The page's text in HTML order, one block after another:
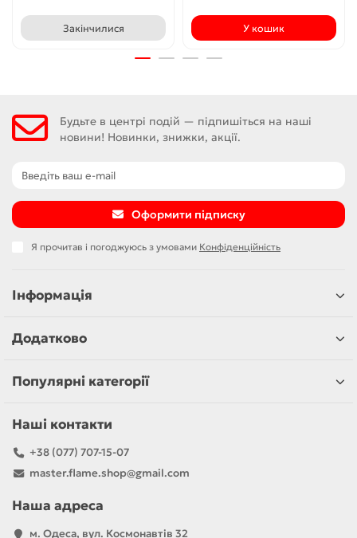
Закінчилися У кошик
Будьте в центрі подій — підпишіться на наші
новини! Новинки, знижки, акції.
Оформити підписку
Я прочитав і погоджуюсь з умовами Конфіденційність
Інформація
Додатково
Популярні категорії
Наші контакти
+38 (077) 707-15-07
master.flame.shop@gmail.com
Наша адреса
м. Одеса, вул. Космонавтів 32